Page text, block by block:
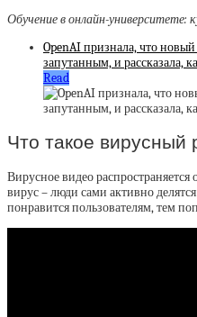
Обучение в онлайн-университете:
OpenAI признала, что
запутанным, и рассказала,
Read
Что такое вирусный
Вирусное видео распространяется
вирус – люди сами активно
понравится пользователям, тем